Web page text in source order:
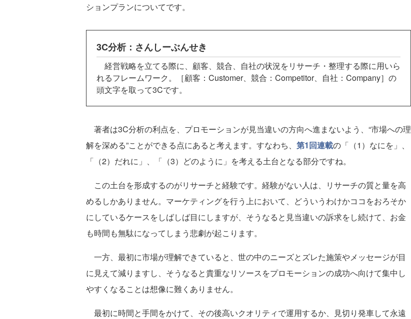
ションプランについてです。
3C分析：さんしーぶんせき
経営戦略を立てる際に、顧客、競合、自社の状況をリサーチ・整理する際に用いら
れるフレームワーク。［顧客：Customer、競合：Competitor、自社：Company］の
頭文字を取って3Cです。
著者は3C分析の利点を、プロモーションが見当違いの方向へ進まないよう、“市場への理
解を深める”ことができる点にあると考えます。すなわち、 第1回連載の「（1）なにを」、
「（2）だれに」、「（3）どのように」を考える土台となる部分ですね。
この土台を形成するのがリサーチと経験です。経験がない人は、リサーチの質と量を高
めるしかありません。マーケティングを行う上において、どういうわけかココをおろそか
にしているケースをしばしば目にしますが、そうなると見当違いの訴求をし続けて、お金
も時間も無駄になってしまう悲劇が起こります。
一方、最初に市場が理解できていると、世の中のニーズとズレた施策やメッセージが目
に見えて減りますし、そうなると貴重なリソースをプロモーションの成功へ向けて集中し
やすくなることは想像に難くありません。
最初に時間と手間をかけて、その後高いクオリティで運用するか、見切り発車して永遠